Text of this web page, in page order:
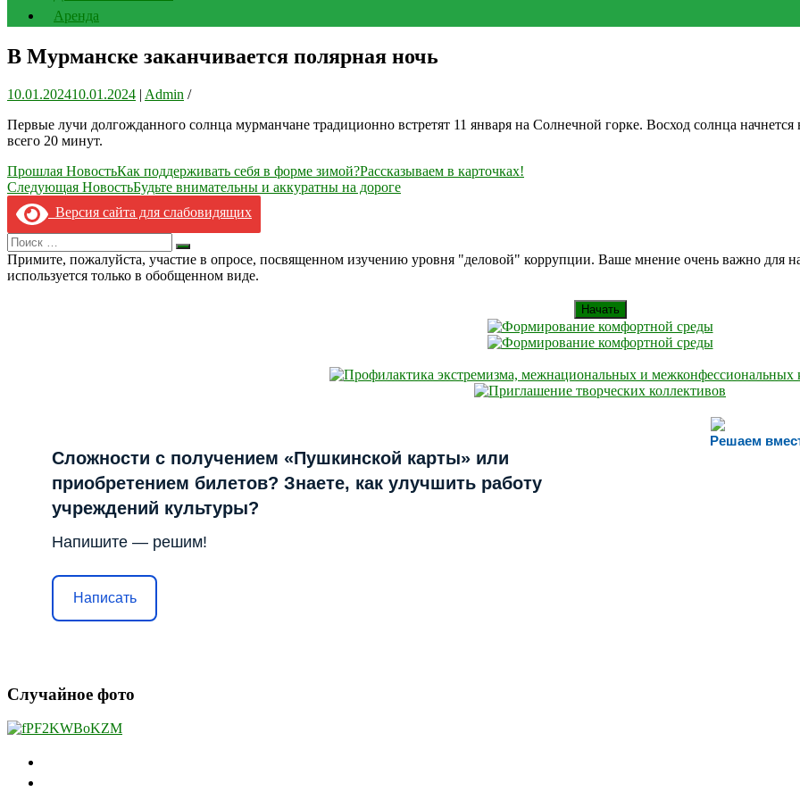
Аренда
В Мурманске заканчивается полярная ночь
10.01.202410.01.2024 | Admin /
Первые лучи долгожданного солнца мурманчане традиционно встретят 11 января на Солнечной горке. Восход солнца начнется
всего 20 минут.
Навигация
по
записям
Прошлая НовостьКак поддерживать себя в форме зимой?Рассказываем в карточках!
Следующая НовостьБудьте внимательны и аккуратны на дороге
Версия сайта для слабовидящих
Search
for:
Искать
Примите, пожалуйста, участие в опросе, посвященном изучению уровня "деловой" коррупции. Ваше мнение очень важно
используется только в обобщенном виде.
Начать
Решаем
Сложности с получением «Пушкинской карты» или
приобретением билетов? Знаете, как улучшить работу
учреждений культуры?
Напишите — решим!
Написать
Случайное фото